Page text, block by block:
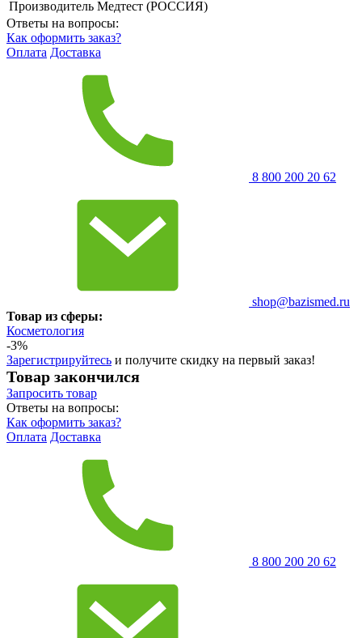
Производитель Медтест (РОССИЯ)
Ответы на вопросы:
Как оформить заказ?
Оплата Доставка
8 800 200 20 62
shop@bazismed.ru
Товар из сферы:
Косметология
-3%
Зарегистрируйтесь и получите скидку на первый заказ!
Товар закончился
Запросить товар
Ответы на вопросы:
Как оформить заказ?
Оплата Доставка
8 800 200 20 62